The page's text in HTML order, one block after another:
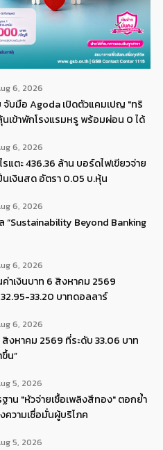
6, 2026
จับมือ Agoda เปิดตัวแคมเปญ "ทริ
ข้าพักโรงแรมหรู พร้อมผ่อน 0 ได้
6, 2026
รแตะ 436.36 ล้าน บอร์ดไฟเขียวจ่าย
นเงินสด อัตรา 0.05 บ.หุ้น
6, 2026
“Sustainability Beyond Banking
6, 2026
าเงินบาท 6 สิงหาคม 2569
33.20 บาทดอลลาร์
6, 2026
สิงหาคม 2569 ที่ระดับ 33.06 บาท
น”
5, 2026
าน "หัวจ่ายเชื้อเพลิงสีทอง" ตอกย้ำ
ความเชื่อมั่นผู้บริโภค
5, 2026